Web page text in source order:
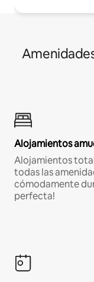
Alojamientos
Alojamientos
todas las
cómodamente
perfecta!